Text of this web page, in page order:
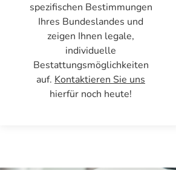
spezifischen Bestimmungen
Ihres Bundeslandes und
zeigen Ihnen legale,
individuelle
Bestattungsmöglichkeiten
auf. Kontaktieren Sie uns
hierfür noch heute!